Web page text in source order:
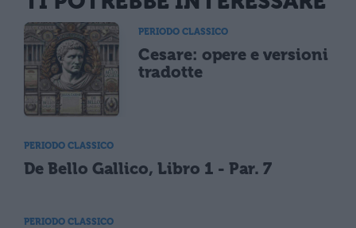
PERIODO CLASSICO
Cesare: opere e versioni
tradotte
PERIODO CLASSICO
De Bello Gallico, Libro 1 - Par. 7
PERIODO CLASSICO